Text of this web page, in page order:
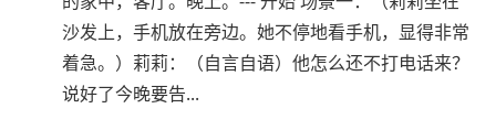
沙发上，手机放在旁边。她不停地看手机，显得非常
着急。）莉莉：（自言自语）他怎么还不打电话来？
说好了今晚要告...